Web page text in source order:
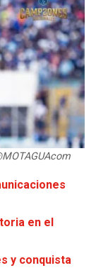
en el
y conquista